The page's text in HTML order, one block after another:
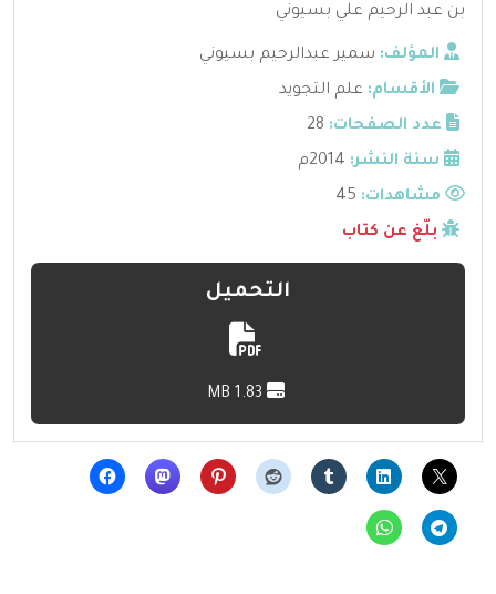
بن عبد الرحيم علي بسيوني
المؤلف: سمير عبدالرحيم بسيوني
الأقسام: علم التجويد
عدد الصفحات: 28
سنة النشر: 2014م
مشاهدات:
بلّغ عن كتاب
التحميل